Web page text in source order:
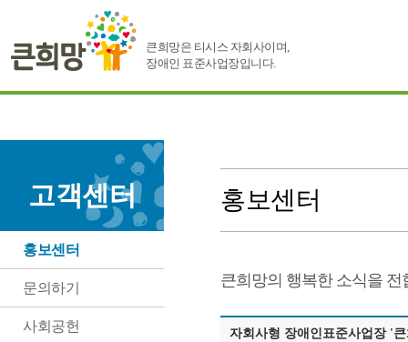
큰희망은 티시스 자회사이며,
장애인 표준사업장입니다.
고객센터
홍보센터
문의하기
사회공헌
홍보센터
큰희망의 행복한 소식을 전
자회사형 장애인표준사업장 '